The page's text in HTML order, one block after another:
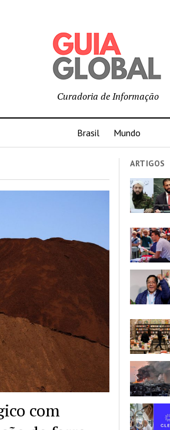
Curadoria de Informação
Brasil Mundo
com
ARTIGOS